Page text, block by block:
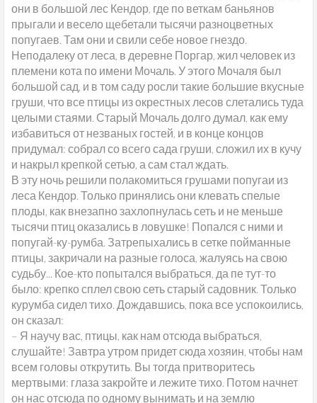
они в большой лес Кендор, где по веткам баньянов
прыгали и весело щебетали тысячи разноцветных
попугаев. Там они и свили себе новое гнездо.
Неподалеку от леса, в деревне Поргар, жил человек из
племени кота по имени Мочаль. У этого Мочаля был
большой сад, и в том саду росли такие большие вкусные
груши, что все птицы из окрестных лесов слетались туда
целыми стаями. Старый Мочаль долго думал, как ему
избавиться от незваных гостей, и в конце концов
придумал: собрал со всего сада груши, сложил их в кучу
и накрыл крепкой сетью, а сам стал ждать.
В эту ночь решили полакомиться грушами попугаи из
леса Кендор. Только принялись они клевать спелые
плоды, как внезапно захлопнулась сеть и не меньше
тысячи птиц оказались в ловушке! Попался с ними и
попугай-ку-румба. Затрепыхались в сетке пойманные
птицы, закричали на разные голоса, жалуясь на свою
судьбу... Кое-кто попытался выбраться, да пе тут-то
было: крепко сплел свою сеть старый садовник. Только
курумба сидел тихо. Дождавшись, пока все успокоились,
он сказал:
– Я научу вас, птицы, как нам отсюда выбраться,
слушайте! Завтра утром придет сюда хозяин, чтобы нам
всем головы открутить. Вы тогда притворитесь
мертвыми: глаза закройте и лежите тихо. Потом начнет
он нас отсюда по одному вынимать и на землю